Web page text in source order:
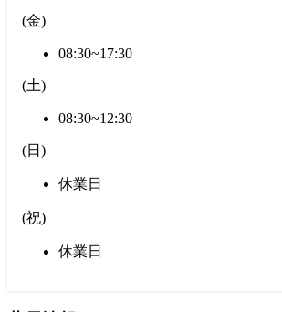
(金)
08:30~17:30
(土)
08:30~12:30
(日 )
休業日
(祝)
休業日